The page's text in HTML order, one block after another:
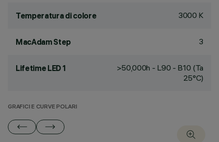
Temperatura di colore 3000 K
MacAdam Step 3
Lifetime LED 1
>50,000h - L90 - B10 (Ta
25°C)
GRAFICI E CURVE POLARI